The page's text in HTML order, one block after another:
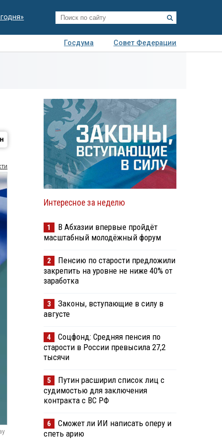
Госдума
Совет Федерации
Интересное за неделю
1
В Абхазии впервые пройдёт
масштабный молодёжный форум
2
Пенсию по старости предложили
закрепить на уровне не ниже 40% от
заработка
3
Законы, вступающие в силу в
августе
4
Соцфонд: Средняя пенсия по
старости в России превысила 27,2
тысячи
5
Путин расширил список лиц с
судимостью для заключения
контракта с ВС РФ
6
Сможет ли ИИ написать оперу и
спеть арию